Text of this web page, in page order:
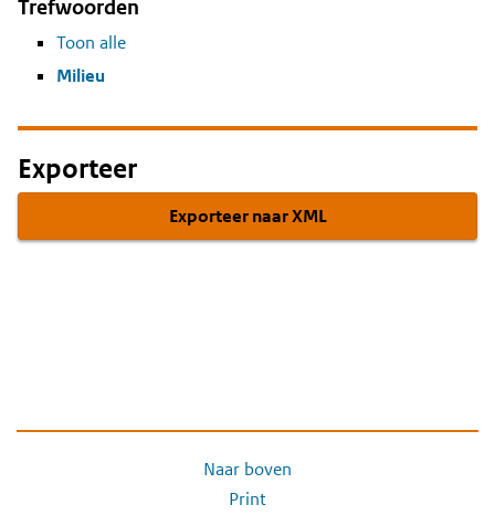
Trefwoorden
Toon alle
Milieu
Exporteer
Exporteer naar XML
Naar boven
Print